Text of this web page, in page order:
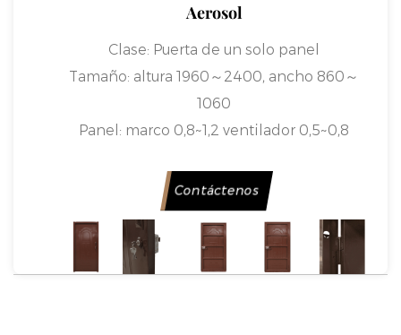
Aerosol
Clase: Puerta de un solo panel
Tamaño: altura 1960～2400, ancho 860～
1060
Panel: marco 0,8~1,2 ventilador 0,5~0,8
Bisagra: Bisagra de bandera
Marco de la puerta:40 marco de borde
plano
Engranaje inferior:
marco inferior de tubo
Contáctenos